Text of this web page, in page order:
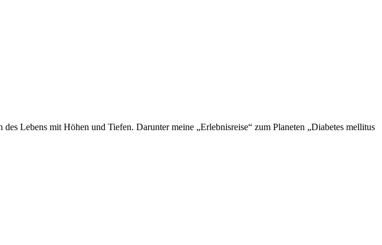
Lebens mit Höhen und Tiefen. Darunter meine „Erlebnisreise“ zum Planeten „Diabetes mellitus